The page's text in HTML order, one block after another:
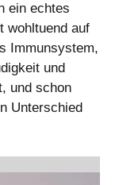
ein echtes
wohltuend auf
Immunsystem,
und
und schon
Unterschied